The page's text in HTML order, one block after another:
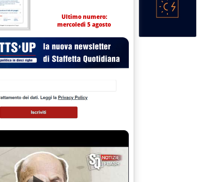
2/E del 30 gennaio 2023
le disposizioni su cessione e tracciabilità dei crediti
Ultimo numero:
mercoledì 5 agosto